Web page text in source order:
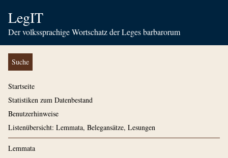
LegIT
Der volkssprachige Wortschatz der Leges barbarorum
Suche
Startseite
Statistiken zum Datenbestand
Benutzerhinweise
Listenübersicht: Lemmata, Belegansätze, Lesungen
Lemmata